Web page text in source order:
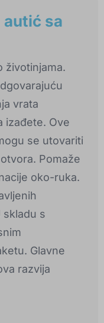
autić sa
životinjama.
vrata
izađete. Ove
se utovariti
Pomaže
oko-ruka.
skladu s
Glavne
razvija